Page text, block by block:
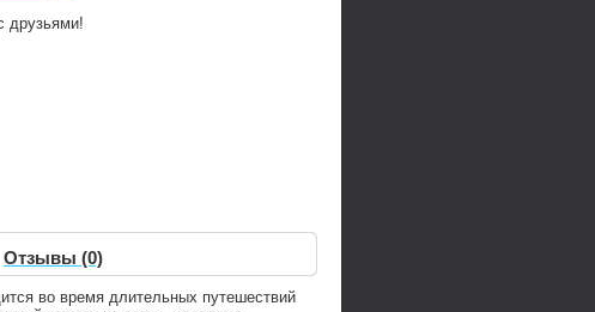
друзьями!
Отзывы (0)
во время длительных путешествий